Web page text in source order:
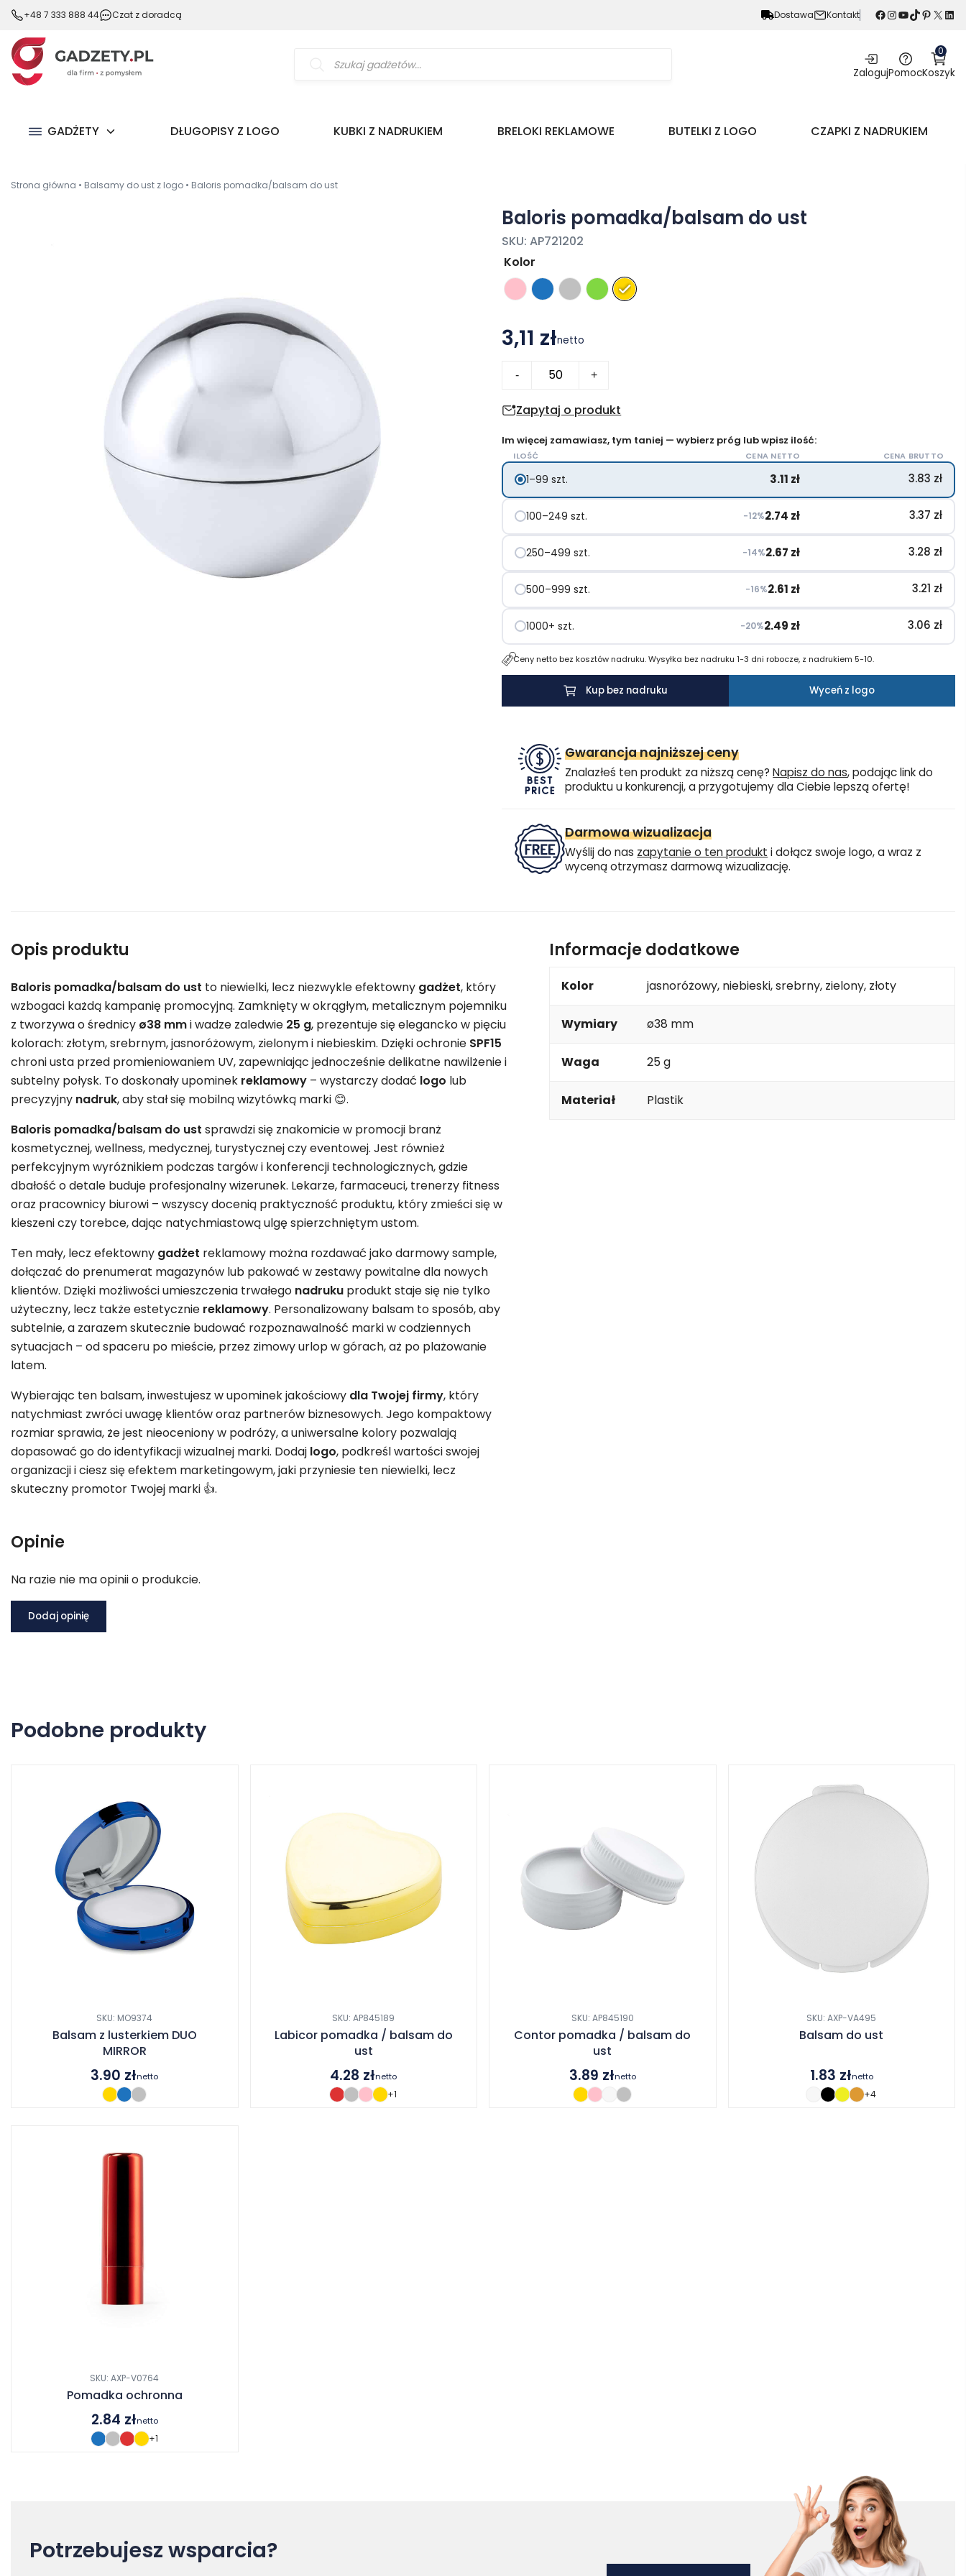
+48 7 333 888 44 Czat z doradcą Dostawa Kontakt Facebook InstagramYouTube TikTok Pinterest X LinkedIn
produktów ZalogujPomoc
0
Koszyk
GADŻETY DŁUGOPISY Z LOGO KUBKI Z NADRUKIEM BRELOKI REKLAMOWE BUTELKI Z LOGO CZAPKI Z NADRUKIEM
Strona główna • Balsamy do ust z logo • Baloris pomadka/balsam do ust
Baloris pomadka/balsam do ust
SKU:AP721202
Kolor
3,11 złnetto
-
pomadka/balsam
ust
+
Zapytaj o produkt
Im więcej zamawiasz, tym taniej — wybierz próg lub wpisz ilość:
ILOŚĆ CENA NETTO CENA BRUTTO
1–99 szt. 3.11 zł 3.83 zł
100–249 szt. −12%2.74 zł 3.37 zł
250–499 szt. −14%2.67 zł 3.28 zł
500–999 szt. −16%2.61 zł 3.21 zł
1000+ szt. −20%2.49 zł 3.06 zł
Ceny netto bez kosztów nadruku. Wysyłka bez nadruku 1-3 dni robocze, z nadrukiem 5-10.
Kup bez nadruku Wyceń z logo
Gwarancja najniższej ceny
Znalazłeś ten produkt za niższą cenę?Napisz do nas, podając link do
produktu u konkurencji, a przygotujemy dla Ciebie lepszą ofertę!
Darmowa wizualizacja
Wyślij do nas zapytanie o ten produkt i dołącz swoje logo, a wraz z
wyceną otrzymasz darmową wizualizację.
Opis produktu
Baloris pomadka/balsam do ust to niewielki, lecz niezwykle efektowny gadżet, który
wzbogaci każdą kampanię promocyjną. Zamknięty w okrągłym, metalicznym pojemniku
z tworzywa o średnicy ø38 mmi wadze zaledwie 25 g, prezentuje się elegancko w pięciu
kolorach: złotym, srebrnym, jasnoróżowym, zielonym i niebieskim. Dzięki ochronie SPF15
chroni usta przed promieniowaniem UV, zapewniając jednocześnie delikatne nawilżenie i
subtelny połysk. To doskonały upominek reklamowy – wystarczy dodać logo lub
precyzyjny nadruk, aby stał się mobilną wizytówką marki 😊.
Baloris pomadka/balsam do ust sprawdzi się znakomicie w promocji branż
kosmetycznej, wellness, medycznej, turystycznej czy eventowej. Jest również
perfekcyjnym wyróżnikiem podczas targów i konferencji technologicznych, gdzie
dbałość o detale buduje profesjonalny wizerunek. Lekarze, farmaceuci, trenerzy fitness
oraz pracownicy biurowi – wszyscy docenią praktyczność produktu, który zmieści się w
kieszeni czy torebce, dając natychmiastową ulgę spierzchniętym ustom.
Ten mały, lecz efektowny gadżet reklamowy można rozdawać jako darmowy sample,
dołączać do prenumerat magazynów lub pakować w zestawy powitalne dla nowych
klientów. Dzięki możliwości umieszczenia trwałego nadruku produkt staje się nie tylko
użyteczny, lecz także estetycznie reklamowy. Personalizowany balsam to sposób, aby
subtelnie, a zarazem skutecznie budować rozpoznawalność marki w codziennych
sytuacjach – od spaceru po mieście, przez zimowy urlop w górach, aż po plażowanie
latem.
Wybierając ten balsam, inwestujesz w upominek jakościowy dla Twojej firmy, który
natychmiast zwróci uwagę klientów oraz partnerów biznesowych. Jego kompaktowy
rozmiar sprawia, że jest nieoceniony w podróży, a uniwersalne kolory pozwalają
dopasować go do identyfikacji wizualnej marki. Dodaj logo, podkreśl wartości swojej
organizacji i ciesz się efektem marketingowym, jaki przyniesie ten niewielki, lecz
skuteczny promotor Twojej marki 👍.
Informacje dodatkowe
Kolor jasnoróżowy, niebieski, srebrny, zielony, złoty
Wymiary ø38 mm
Waga 25 g
Materiał Plastik
Opinie
Na razie nie ma opinii o produkcie.
Dodaj opinię
Podobne produkty
SKU: MO9374
Balsam z lusterkiem DUO
MIRROR
3.90 złnetto
SKU: AP845189
Labicor pomadka / balsam do
ust
4.28 złnetto
+1
SKU: AP845190
Contor pomadka / balsam do
ust
3.89 złnetto
SKU: AXP-VA495
Balsam do ust
1.83 złnetto
+4
SKU: AXP-V0764
Pomadka ochronna
2.84 złnetto
+1
Potrzebujesz wsparcia?